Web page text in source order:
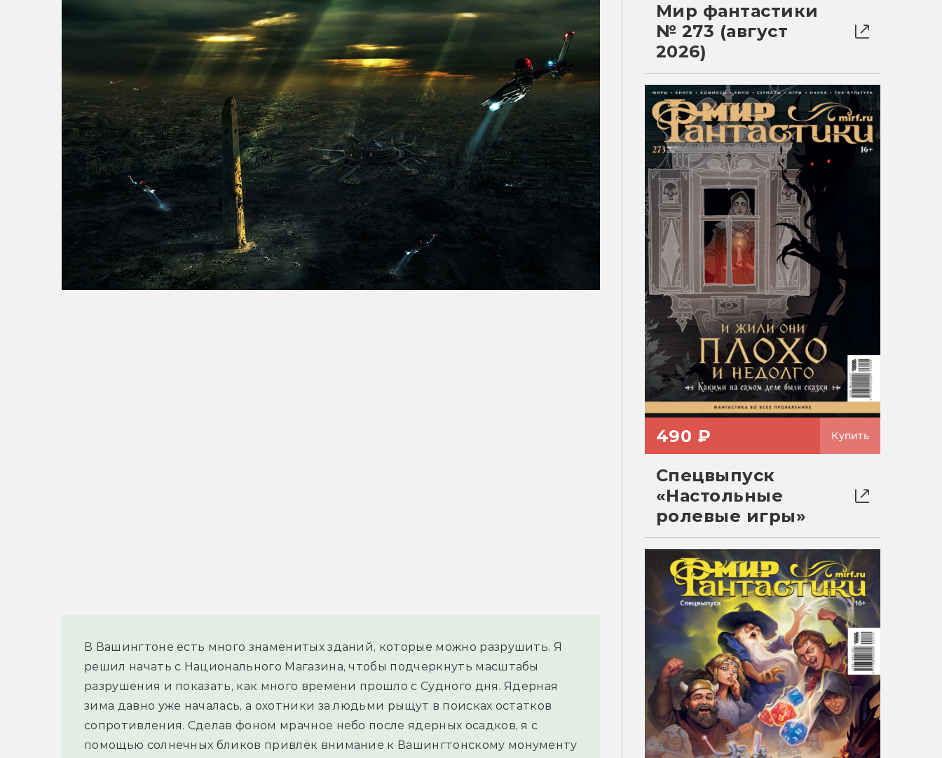
В Вашингтоне есть много знаменитых зданий, которые можно разрушить. Я
решил начать с Национального Магазина, чтобы подчеркнуть масштабы
разрушения и показать, как много времени прошло с Судного дня. Ядерная
зима давно уже началась, а охотники за людьми рыщут в поисках остатков
сопротивления. Сделав фоном мрачное небо после ядерных осадков, я с
помощью солнечных бликов привлёк внимание к Вашингтонскому монументу
Мир фантастики
№ 273 (август
2026)
490 ₽ Купить
Спецвыпуск
«Настольные
ролевые игры»